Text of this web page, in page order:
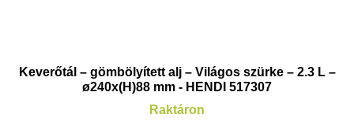
Keverőtál – gömbölyített alj – Világos szürke – 2.3 L –
ø240x(H)88 mm - HENDI 517307
Raktáron